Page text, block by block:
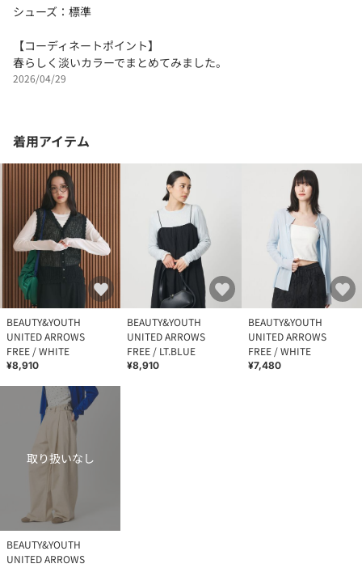
シューズ：標準
【コーディネートポイント】
春らしく淡いカラーでまとめてみました。
2026/04/29
着用アイテム
BEAUTY&YOUTH
UNITED ARROWS
FREE / WHITE
¥8,910
BEAUTY&YOUTH
UNITED ARROWS
FREE / LT.BLUE
¥8,910
BEAUTY&YOUTH
UNITED ARROWS
FREE / WHITE
¥7,480
取り扱いなし
BEAUTY&YOUTH
UNITED ARROWS